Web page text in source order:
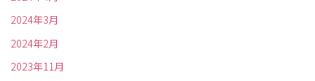
2024年3月
2024年2月
2023年11月